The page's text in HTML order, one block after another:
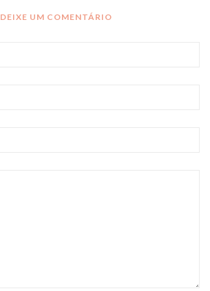
DEIXE UM COMENTÁRIO